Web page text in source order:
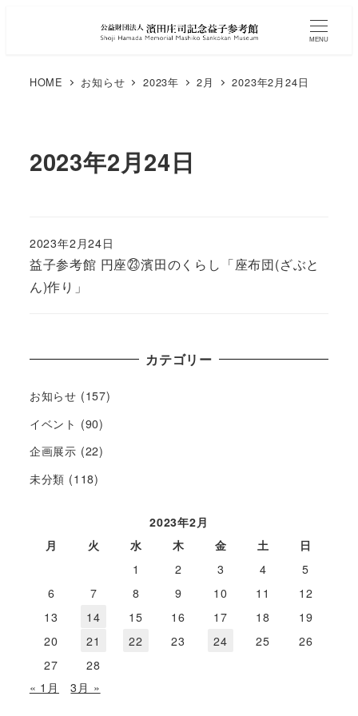
MENU
HOME お知らせ 2023年 2月 2023年2月24日
2023年2月24日
益子参考館 円座㉓濱田のくらし「座布団(ざぶと
ん)作り」
2023年2月24日
カテゴリー
お知らせ (157)
イベント (90)
企画展示 (22)
未分類 (118)
2023年2月
月
火 水 木 金 土
日
1
2 3 4
5
6
7 8 9 10 11
12
13
14 15 16 17 18
19
20
21 22 23 24 25
26
27
28
« 1月
3月 »